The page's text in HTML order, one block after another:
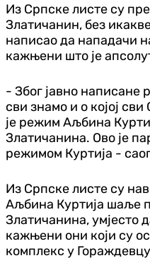
Из Српске листе су
Златичанин, без
написао да нападачи
кажњени што је
- Због јавно написане
сви знамо и о којој
је режим Аљбина
Златичанина. Ово је
режимом Куртија -
Из Српске листе су
Аљбина Куртија шаље
Златичанина, умјесто
кажњени они који су
комплекс у